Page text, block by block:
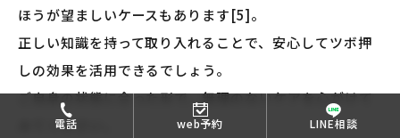
電話 web予約 LINE相談
ほうが望ましいケースもあります[5]。
正しい知識を持って取り入れることで、安心してツボ押
しの効果を活用できるでしょう。
ご自身の状態に合った形で、無理のないケアを心がけて
みてください。